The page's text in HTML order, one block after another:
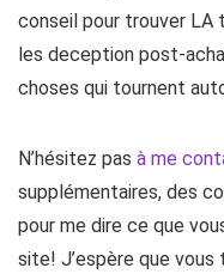
conseil pour trouver
les deception post-
choses qui tournent
N’hésitez pas à me
supplémentaires, des
pour me dire ce que
site! J’espère que